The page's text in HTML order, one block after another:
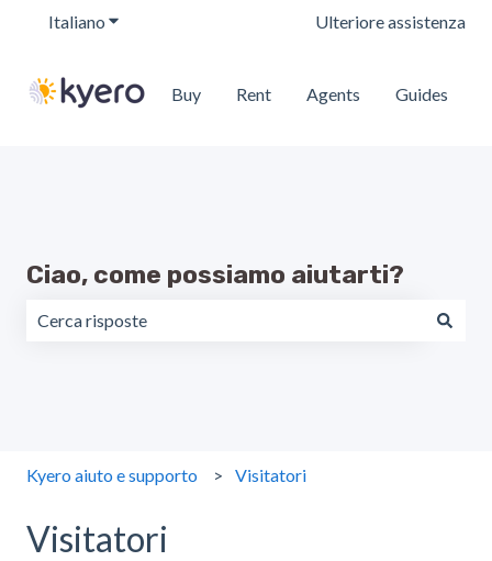
Italiano Mostra sottomenu per le traduzioniUlteriore assistenza
Buy Rent Agents Guides
Ciao, come possiamo aiutarti?
Kyero aiuto e supporto Visitatori
Visitatori